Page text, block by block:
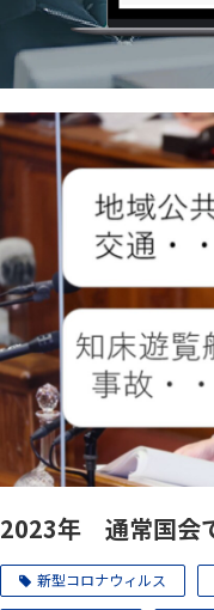
2023年 通常国会
新型コロナウィルス